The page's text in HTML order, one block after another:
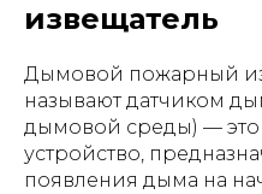
извещатель
Дымовой пожарный
называют датчиком
дымовой среды) —
устройство,
появления дыма на